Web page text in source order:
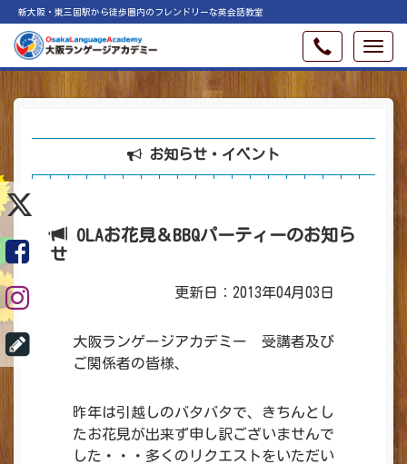
新大阪・東三国駅から徒歩圏内のフレンドリーな英会話教室
お知らせ・イベント
OLAお花見＆BBQパーティーのお知ら
せ
更新日：2013年04月03日
大阪ランゲージアカデミー 受講者及び
ご関係者の皆様、
昨年は引越しのバタバタで、きちんとし
たお花見が出来ず申し訳ございませんで
した・・・多くのリクエストをいただい